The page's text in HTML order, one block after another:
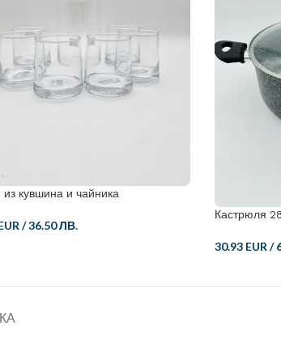
кувшина и чайника
/36.50 ЛВ.
Кастрюля
30.93 EUR/